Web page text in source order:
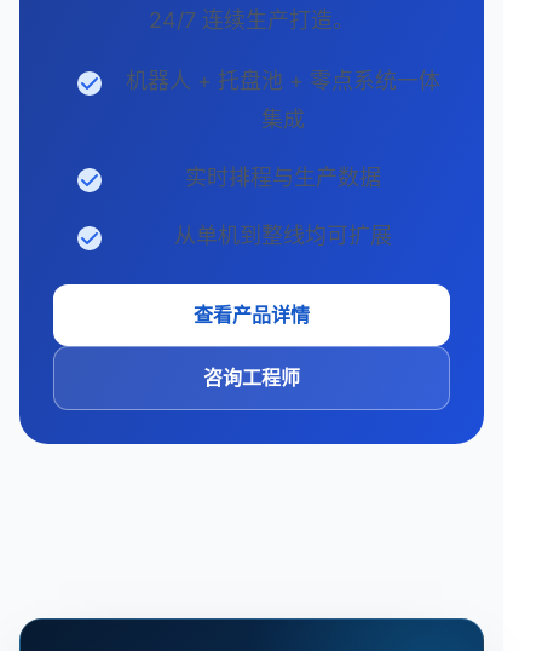
24/7 连续生产打造。
机器人 + 托盘池 + 零点系统一体
集成
实时排程与生产数据
从单机到整线均可扩展
查看产品详情
咨询工程师